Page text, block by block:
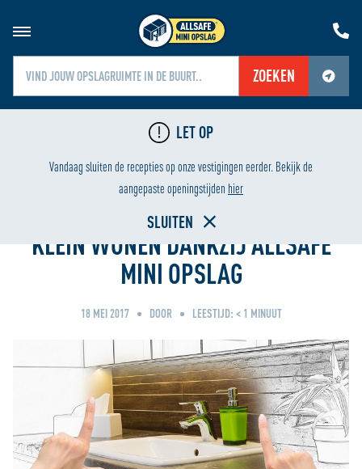
ZOEKEN
Jouw locatiediensten zijn uitgeschakeld.
Schakel jouw locatiediensten in om deze functie te gebruiken.
LET OP
Vandaag sluiten de recepties op onze vestigingen eerder. Bekijk de
aangepaste openingstijden hier
SLUITEN
Home
KLEIN WONEN DANKZIJ ALLSAFE
MINI OPSLAG
18 MEI 2017 DOOR LEESTIJD: < 1 MINUUT